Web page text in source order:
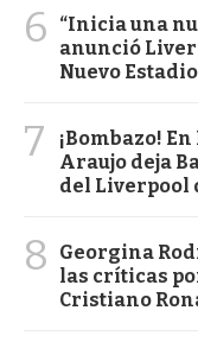
6
“Inicia una
anunció
Nuevo
7
¡Bombazo!
Araujo deja
del
8
Georgina
las críticas
Cristiano